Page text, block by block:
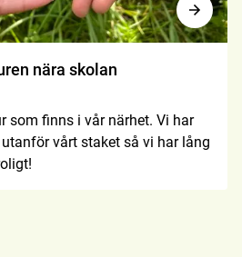
nära skolan
som finns i vår närhet. Vi har
vårt staket så vi har lång